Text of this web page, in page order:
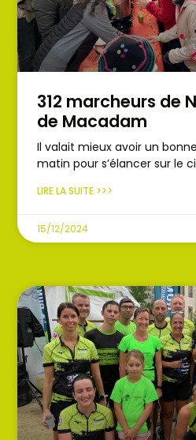
312 marcheurs de
de Macadam
Il valait mieux avoir un
matin pour s’élancer sur le
LIRE LA SUITE >>>
15/12/2024